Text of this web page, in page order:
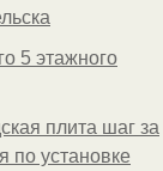
5 этажного
плита шаг за
по установке